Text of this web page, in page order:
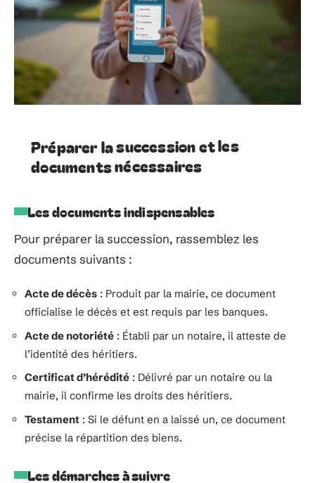
Préparer la succession et les
documents nécessaires
Les documents indispensables
Pour préparer la succession, rassemblez les
documents suivants :
Acte de décès : Produit par la mairie, ce document
officialise le décès et est requis par les banques.
Acte de notoriété : Établi par un notaire, il atteste de
l’identité des héritiers.
Certificat d’hérédité : Délivré par un notaire ou la
mairie, il confirme les droits des héritiers.
Testament : Si le défunt en a laissé un, ce document
précise la répartition des biens.
Les démarches à suivre